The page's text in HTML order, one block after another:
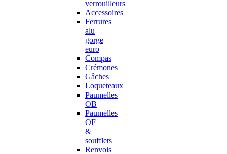
verrouilleurs
Accessoires
Ferrures
alu
gorge
euro
Compas
Crémones
Gâches
Loqueteaux
Paumelles
OB
Paumelles
OF
&
soufflets
Renvois